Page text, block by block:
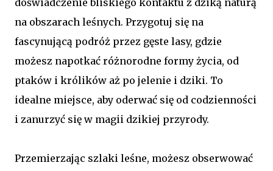
doświadczenie bliskiego kontaktu z dziką naturą
na obszarach leśnych. Przygotuj się na
fascynującą podróż przez gęste lasy, gdzie
możesz napotkać różnorodne formy życia, od
ptaków i królików aż po jelenie i dziki. To
idealne miejsce, aby oderwać się od codzienności
i zanurzyć się w magii dzikiej przyrody.
Przemierzając szlaki leśne, możesz obserwować